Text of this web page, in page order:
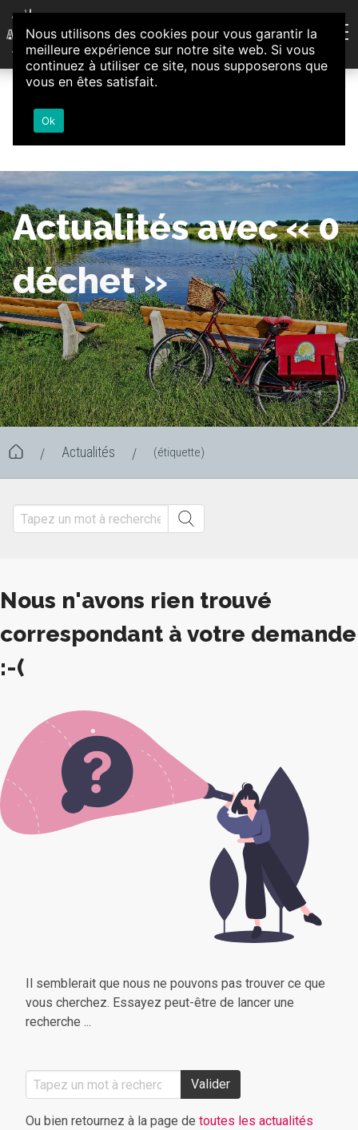
Aller au contenu
Association d'Animation et d'Initiatives Citoyennes
Loire-Authion
Actualités avec « 0
déchet »
/ Actualités / (étiquette)
Nous n'avons rien trouvé
correspondant à votre demande
:-(
Il semblerait que nous ne pouvons pas trouver ce que
vous cherchez. Essayez peut-être de lancer une
recherche ...
Valider
Ou bien retournez à la page de toutes les actualités
Nous utilisons des cookies pour vous garantir la
meilleure expérience sur notre site web. Si vous
continuez à utiliser ce site, nous supposerons que
vous en êtes satisfait.
Ok